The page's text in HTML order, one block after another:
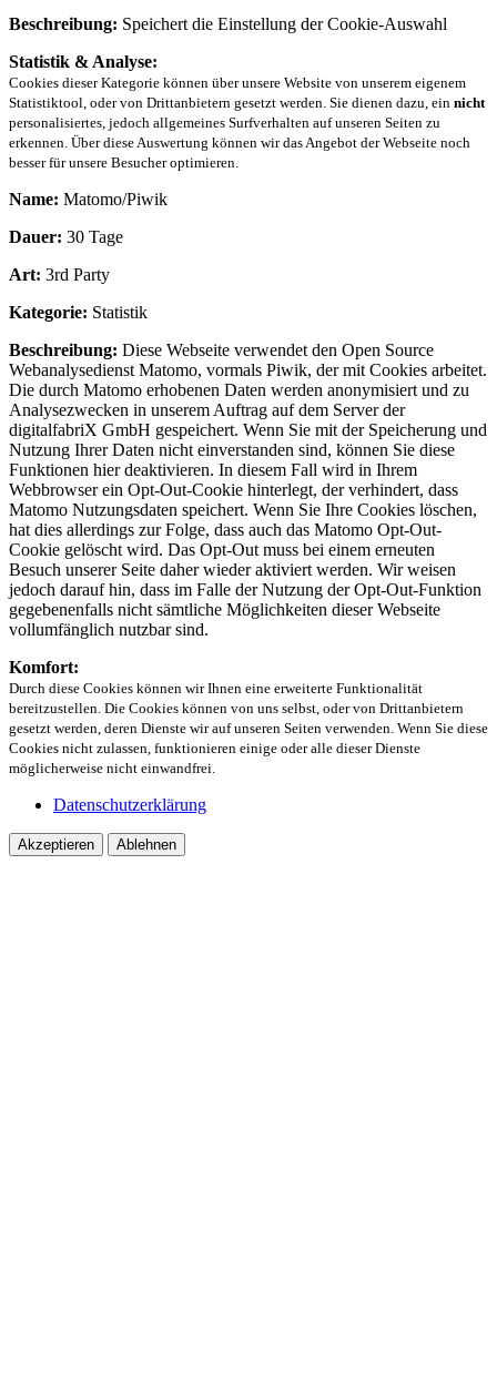
Beschreibung: Speichert die Einstellung der Cookie-Auswahl
Statistik & Analyse:
Cookies dieser Kategorie können über unsere Website von unserem eigenem
Statistiktool, oder von Drittanbietern gesetzt werden. Sie dienen dazu, ein nicht
personalisiertes, jedoch allgemeines Surfverhalten auf unseren Seiten zu
erkennen. Über diese Auswertung können wir das Angebot der Webseite noch
besser für unsere Besucher optimieren.
Name: Matomo/Piwik
Dauer: 30 Tage
Art: 3rd Party
Kategorie: Statistik
Beschreibung: Diese Webseite verwendet den Open Source
Webanalysedienst Matomo, vormals Piwik, der mit Cookies arbeitet.
Die durch Matomo erhobenen Daten werden anonymisiert und zu
Analysezwecken in unserem Auftrag auf dem Server der
digitalfabriX GmbH gespeichert. Wenn Sie mit der Speicherung und
Nutzung Ihrer Daten nicht einverstanden sind, können Sie diese
Funktionen hier deaktivieren. In diesem Fall wird in Ihrem
Webbrowser ein Opt-Out-Cookie hinterlegt, der verhindert, dass
Matomo Nutzungsdaten speichert. Wenn Sie Ihre Cookies löschen,
hat dies allerdings zur Folge, dass auch das Matomo Opt-Out-
Cookie gelöscht wird. Das Opt-Out muss bei einem erneuten
Besuch unserer Seite daher wieder aktiviert werden. Wir weisen
jedoch darauf hin, dass im Falle der Nutzung der Opt-Out-Funktion
gegebenenfalls nicht sämtliche Möglichkeiten dieser Webseite
vollumfänglich nutzbar sind.
Komfort:
Durch diese Cookies können wir Ihnen eine erweiterte Funktionalität
bereitzustellen. Die Cookies können von uns selbst, oder von Drittanbietern
gesetzt werden, deren Dienste wir auf unseren Seiten verwenden. Wenn Sie diese
Cookies nicht zulassen, funktionieren einige oder alle dieser Dienste
möglicherweise nicht einwandfrei.
Datenschutzerklärung
Akzeptieren Ablehnen